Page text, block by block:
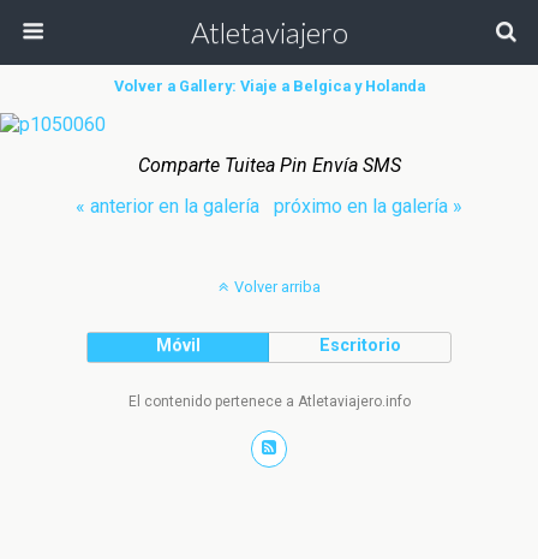
Atletaviajero
Volver a Gallery: Viaje a Belgica y Holanda
Comparte Tuitea Pin Envía SMS
« anterior en la galería
próximo en la galería »
Volver arriba
Móvil Escritorio
El contenido pertenece a Atletaviajero.info